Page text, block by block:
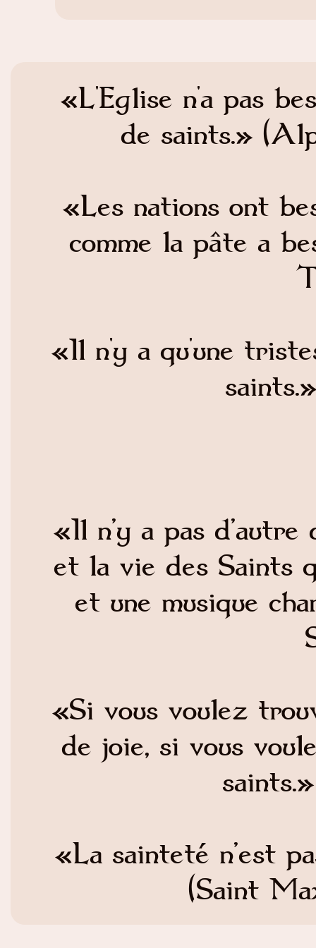
«L'Eglise n'a pas
de saints.»
«Les nations ont
comme la pâte a
«Il n'y a qu'une
«Il n’y a pas
et la vie des Saints
et une musique
«Si vous voulez
de joie, si vous
«La sainteté n’est
(Saint